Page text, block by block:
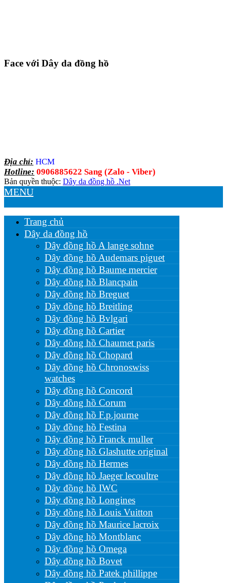
Face với Dây da đồng hồ
Địa chỉ: HCM
Hotline: 0906885622 Sang (Zalo - Viber)
Bản quyền thuộc: Dây da đồng hồ .Net
MENU
Trang chủ
Dây da đồng hồ
Dây đồng hồ A lange sohne
Dây đồng hồ Audemars piguet
Dây đồng hồ Baume mercier
Dây đồng hồ Blancpain
Dây đồng hồ Breguet
Dây đồng hồ Breitling
Dây đồng hồ Bvlgari
Dây đồng hồ Cartier
Dây đồng hồ Chaumet paris
Dây đồng hồ Chopard
Dây đồng hồ Chronoswiss
watches
Dây đồng hồ Concord
Dây đồng hồ Corum
Dây đồng hồ F.p.journe
Dây đồng hồ Festina
Dây đồng hồ Franck muller
Dây đồng hồ Glashutte original
Dây đồng hồ Hermes
Dây đồng hồ Jaeger lecoultre
Dây đồng hồ IWC
Dây đồng hồ Longines
Dây đồng hồ Louis Vuitton
Dây đồng hồ Maurice lacroix
Dây đồng hồ Montblanc
Dây đồng hồ Omega
Dây đồng hồ Bovet
Dây đồng hồ Patek phillippe